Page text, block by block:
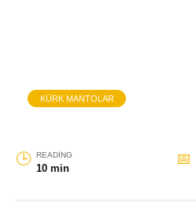
KÜRK MANTOLAR
READING
10 min